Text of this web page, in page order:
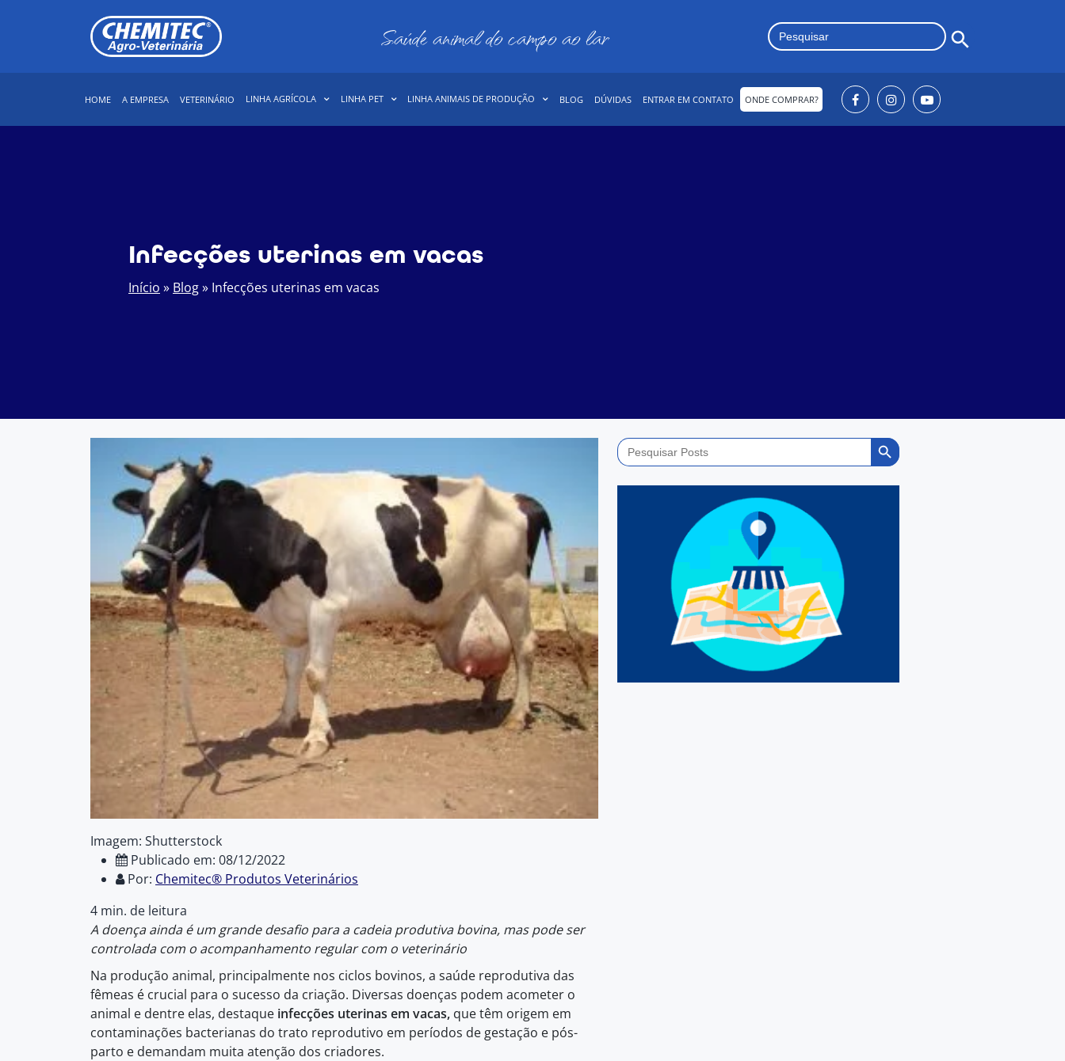
Saúde animal do campo ao lar Search
for:
HOME A EMPRESA VETERINÁRIO LINHA AGRÍCOLA LINHA PET LINHA ANIMAIS DE PRODUÇÃO BLOG DÚVIDAS ENTRAR EM CONTATO ONDE COMPRAR?
Infecções uterinas em vacas
Início » Blog» Infecções uterinas em vacas
Imagem: Shutterstock
Publicado em: 08/12/2022
Por: Chemitec® Produtos Veterinários
4 min. de leitura
A doença ainda é um grande desafio para a cadeia produtiva bovina, mas pode ser
controlada com o acompanhamento regular com o veterinário
Na produção animal, principalmente nos ciclos bovinos, a saúde reprodutiva das
fêmeas é crucial para o sucesso da criação. Diversas doenças podem acometer o
animal e dentre elas, destaque infecções uterinas em vacas, que têm origem em
contaminações bacterianas do trato reprodutivo em períodos de gestação e pós-
parto e demandam muita atenção dos criadores.
Search
for:
Search Button